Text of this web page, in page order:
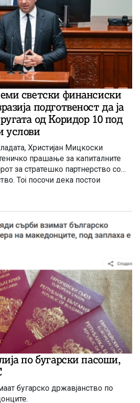
светски финансиски
подготвеност да ја
од Коридор 10 под
услови
Христијан Мицкоски
прашање за капиталните
за стратешко партнерство со
Тој посочи дека постои
големи финансиски институции за
10 под поволни услови.
информирам како се развива
по бугарски пасоши,
бугарско државјанство по